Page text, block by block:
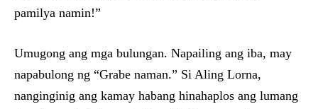
pamilya namin!”
Umugong ang mga bulungan. Napailing ang iba, may
napabulong ng “Grabe naman.” Si Aling Lorna,
nanginginig ang kamay habang hinahaplos ang lumang